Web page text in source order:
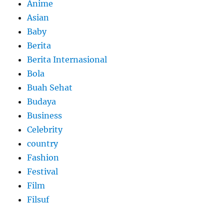
Anime
Asian
Baby
Berita
Berita Internasional
Bola
Buah Sehat
Budaya
Business
Celebrity
country
Fashion
Festival
Film
Filsuf